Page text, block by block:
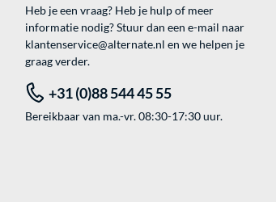
Heb je een vraag? Heb je hulp of meer
informatie nodig? Stuur dan een e-mail naar
klantenservice@alternate.nl en we helpen je
graag verder.
+31 (0)88 544 45 55
Bereikbaar van ma.-vr. 08:30-17:30 uur.